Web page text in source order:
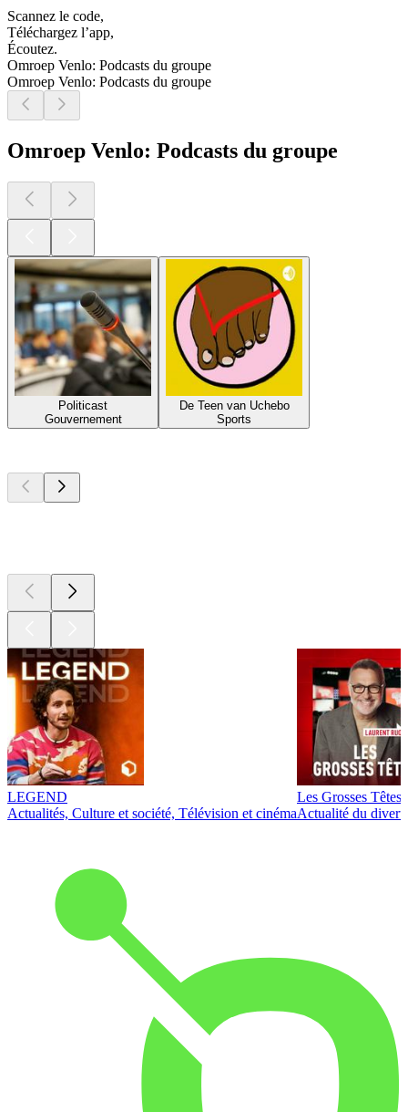
Scannez le code,
Téléchargez l’app,
Écoutez.
Omroep Venlo: Podcasts du groupe
Omroep Venlo: Podcasts du groupe
Omroep Venlo: Podcasts du groupe
Politicast
Gouvernement
De Teen van Uchebo
Sports
LEGEND
Actualités, Culture et société, Télévision et cinéma
Les Grosses Têtes
Actualité du